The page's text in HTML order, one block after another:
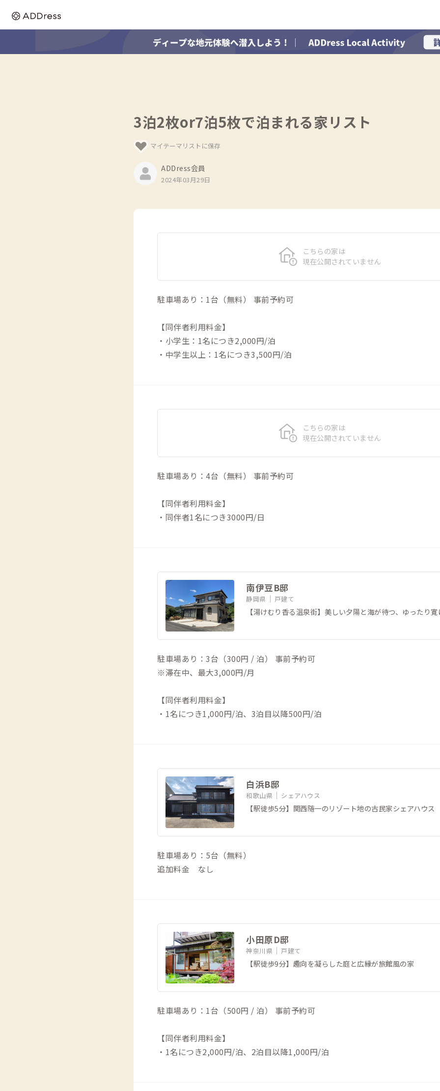
3泊2枚or7泊5枚で泊まれる家リスト
マイテーマリストに保存
ADDress会員
2024年03月29日
こちらの家は
現在公開されていません
駐車場あり：1台（無料） 事前予約可
【同伴者利用料金】
・小学生：1名につき2,000円/泊
・中学生以上：1名につき3,500円/泊
こちらの家は
現在公開されていません
駐車場あり：4台（無料） 事前予約可
【同伴者利用料金】
・同伴者1名につき3000円/日
南伊豆B邸
静岡県 戸建て
【湯けむり香る温泉街】美しい夕陽と海が待つ、ゆったり
駐車場あり：3台（300円 / 泊） 事前予約可
※滞在中、最大3,000円/月
【同伴者利用料金】
・1名につき1,000円/泊、3泊目以降500円/泊
白浜B邸
和歌山県 シェアハウス
【駅徒歩5分】関西随一のリゾート地の古民家シェアハウス
駐車場あり：5台（無料）
追加料金 なし
小田原D邸
神奈川県 戸建て
【駅徒歩9分】趣向を凝らした庭と広縁が旅館風の家
駐車場あり：1台（500円 / 泊） 事前予約可
【同伴者利用料金】
・1名につき2,000円/泊、2泊目以降1,000円/泊